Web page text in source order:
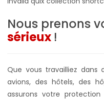
Nous prenons
sérieux !
Que vous travailliez dans
avions, des hôtels, des
assurons votre